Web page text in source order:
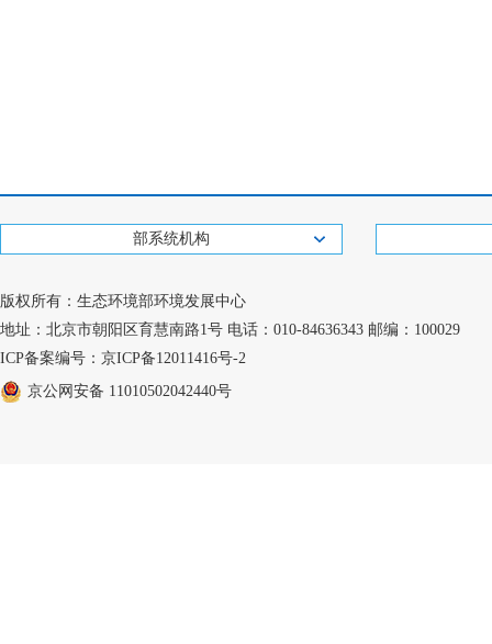
部系统机构
版权所有：生态环境部环境发展中心
地址：北京市朝阳区育慧南路1号 电话：010-84636343 邮编：100029
ICP备案编号：京ICP备12011416号-2
京公网安备 11010502042440号